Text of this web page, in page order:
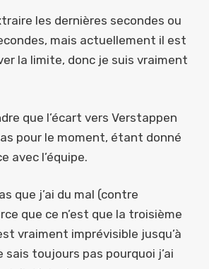
les dernières secondes ou
mais actuellement il est
la limite, donc je suis vraiment
que l’écart vers Verstappen
pour le moment, étant donné
avec l’équipe.
que j’ai du mal (contre
que ce n’est que la troisième
vraiment imprévisible jusqu’à
toujours pas pourquoi j’ai